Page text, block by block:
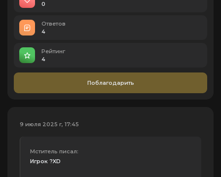
0
Ответов
4
Рейтинг
4
Поблагодарить
9 июля 2025 г, 17:45
Мститель писал:
Игрок ?XD